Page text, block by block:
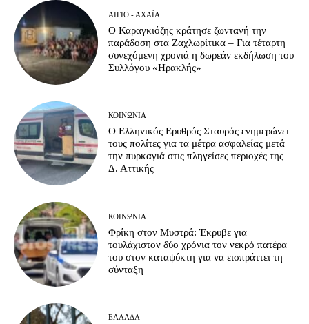
ΑΊΓΙΟ - ΑΧΑΪ́Α
Ο Καραγκιόζης κράτησε ζωντανή την
παράδοση στα Ζαχλωρίτικα – Για τέταρτη
συνεχόμενη χρονιά η δωρεάν εκδήλωση του
Συλλόγου «Ηρακλής»
ΚΟΙΝΩΝΊΑ
Ο Ελληνικός Ερυθρός Σταυρός ενημερώνει
τους πολίτες για τα μέτρα ασφαλείας μετά
την πυρκαγιά στις πληγείσες περιοχές της
Δ. Αττικής
ΚΟΙΝΩΝΊΑ
Φρίκη στον Μυστρά: Έκρυβε για
τουλάχιστον δύο χρόνια τον νεκρό πατέρα
του στον καταψύκτη για να εισπράττει τη
σύνταξη
ΕΛΛΆΔΑ